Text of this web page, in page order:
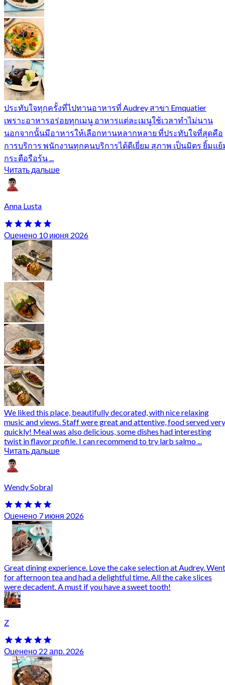
ประทับใจทุกครั้งที่ไปทานอาหารที่ Audrey สาขา Emquatier
เพราะอาหารอร่อยทุกเมนู อาหารแต่ละเมนูใช้เวลาทำไม่นาน
นอกจากนั้นมีอาหารให้เลือกทานหลากหลาย ที่ประทับใจที่สุดคือ
การบริการ พนักงานทุกคนบริการได้ดีเยี่ยม สุภาพ เป็นมิตร ยิ้มแย้
กระตือรือร้น ...
Читать дальше
Anna Lusta
Оценено 10 июня 2026
We liked this place, beautifully decorated, with nice relaxing
music and views. Staff were great and attentive, food served very
quickly! Meal was also delicious, some dishes had interesting
twist in flavor profile. I can recommend to try larb salmo ...
Читать дальше
Wendy Sobral
Оценено 7 июня 2026
Great dining experience. Love the cake selection at Audrey. Went
for afternoon tea and had a delightful time. All the cake slices
were decadent. A must if you have a sweet tooth!
Z
Оценено 22 апр. 2026